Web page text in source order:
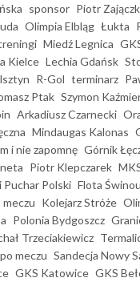
sponsor Piotr
Olimpia Elbląg Łukta
Miedź Legnica
Kielce Lechia Gdańsk
R-Gol terminarz
Ptak Szymon
Arkadiusz Czarnecki
Mindaugas Kalonas
i nie zapomnę Górnik
Piotr Klepczarek
Polski Flota
Kolejarz Stróże
Polonia Bydgoszcz
Trzeciakiewicz
meczu Sandecja Nowy
GKS Katowice GKS